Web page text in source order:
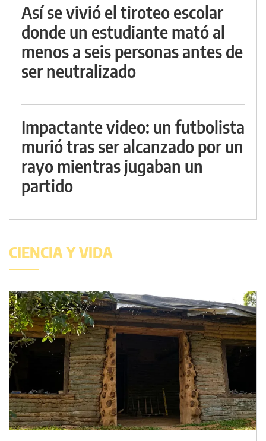
Así se vivió el tiroteo escolar
donde un estudiante mató al
menos a seis personas antes de
ser neutralizado
Impactante video: un futbolista
murió tras ser alcanzado por un
rayo mientras jugaban un
partido
CIENCIA Y VIDA